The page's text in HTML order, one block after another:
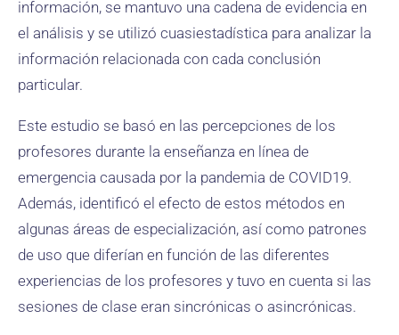
información, se mantuvo una cadena de evidencia en
el análisis y se utilizó cuasi­estadística para analizar la
información relacionada con cada conclusión
particular.
Este estudio se basó en las percepciones de los
profesores durante la enseñanza en línea de
emergencia causada por la pandemia de COVID­19.
Además, identificó el efecto de estos métodos en
algunas áreas de especialización, así como patrones
de uso que diferían en función de las diferentes
experiencias de los profesores y tuvo en cuenta si las
sesiones de clase eran sincrónicas o asincrónicas.